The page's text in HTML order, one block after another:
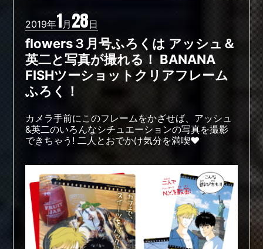
2019年1 月 28日
flowers３月号ふろくは アッシュ＆
英二と写真が撮れる！ BANANA
FISHツーショットクリアフレーム
ふろく！
カメラ手前にこのフレームをかざせば、アッシュ
&英二のいろんなシチュエーションの写真を撮影
できちゃう! 二人とおでかけ気分を満喫♥